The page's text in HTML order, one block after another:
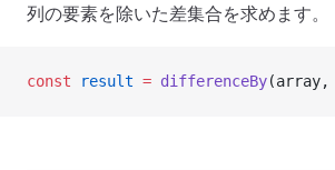
列の要素を除いた差集合を求めます。
const result = differenceBy(array,